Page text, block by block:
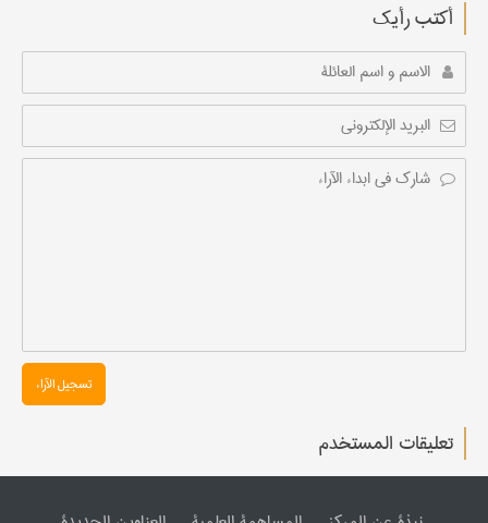
أکتب رأیك
تسجیل الآراء
تعليقات المستخدم